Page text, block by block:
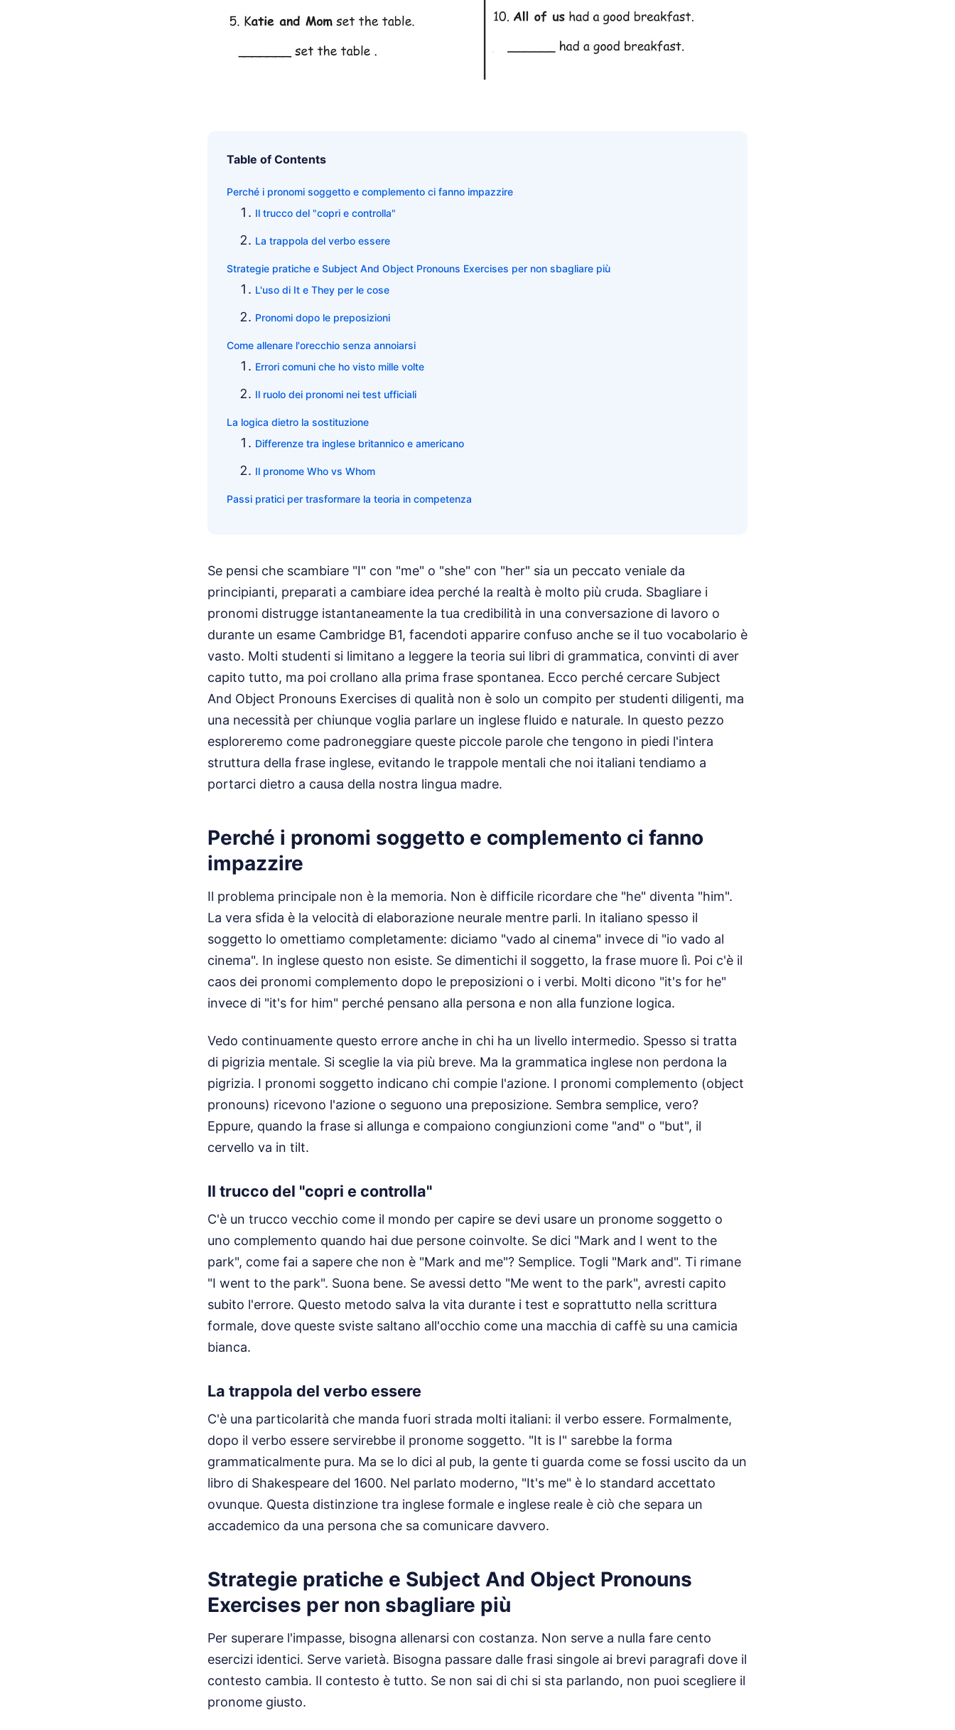
Table of Contents
Perché i pronomi soggetto e complemento ci fanno impazzire
Il trucco del "copri e controlla"
La trappola del verbo essere
Strategie pratiche e Subject And Object Pronouns Exercises per non sbagliare più
L'uso di It e They per le cose
Pronomi dopo le preposizioni
Come allenare l'orecchio senza annoiarsi
Errori comuni che ho visto mille volte
Il ruolo dei pronomi nei test ufficiali
La logica dietro la sostituzione
Differenze tra inglese britannico e americano
Il pronome Who vs Whom
Passi pratici per trasformare la teoria in competenza
Se pensi che scambiare "I" con "me" o "she" con "her" sia un peccato veniale da
principianti, preparati a cambiare idea perché la realtà è molto più cruda. Sbagliare i
pronomi distrugge istantaneamente la tua credibilità in una conversazione di lavoro o
durante un esame Cambridge B1, facendoti apparire confuso anche se il tuo vocabolario è
vasto. Molti studenti si limitano a leggere la teoria sui libri di grammatica, convinti di aver
capito tutto, ma poi crollano alla prima frase spontanea. Ecco perché cercare Subject
And Object Pronouns Exercises di qualità non è solo un compito per studenti diligenti, ma
una necessità per chiunque voglia parlare un inglese fluido e naturale. In questo pezzo
esploreremo come padroneggiare queste piccole parole che tengono in piedi l'intera
struttura della frase inglese, evitando le trappole mentali che noi italiani tendiamo a
portarci dietro a causa della nostra lingua madre.
Perché i pronomi soggetto e complemento ci fanno
impazzire
Il problema principale non è la memoria. Non è difficile ricordare che "he" diventa "him".
La vera sfida è la velocità di elaborazione neurale mentre parli. In italiano spesso il
soggetto lo omettiamo completamente: diciamo "vado al cinema" invece di "io vado al
cinema". In inglese questo non esiste. Se dimentichi il soggetto, la frase muore lì. Poi c'è il
caos dei pronomi complemento dopo le preposizioni o i verbi. Molti dicono "it's for he"
invece di "it's for him" perché pensano alla persona e non alla funzione logica.
Vedo continuamente questo errore anche in chi ha un livello intermedio. Spesso si tratta
di pigrizia mentale. Si sceglie la via più breve. Ma la grammatica inglese non perdona la
pigrizia. I pronomi soggetto indicano chi compie l'azione. I pronomi complemento (object
pronouns) ricevono l'azione o seguono una preposizione. Sembra semplice, vero?
Eppure, quando la frase si allunga e compaiono congiunzioni come "and" o "but", il
cervello va in tilt.
Il trucco del "copri e controlla"
C'è un trucco vecchio come il mondo per capire se devi usare un pronome soggetto o
uno complemento quando hai due persone coinvolte. Se dici "Mark and I went to the
park", come fai a sapere che non è "Mark and me"? Semplice. Togli "Mark and". Ti rimane
"I went to the park". Suona bene. Se avessi detto "Me went to the park", avresti capito
subito l'errore. Questo metodo salva la vita durante i test e soprattutto nella scrittura
formale, dove queste sviste saltano all'occhio come una macchia di caffè su una camicia
bianca.
La trappola del verbo essere
C'è una particolarità che manda fuori strada molti italiani: il verbo essere. Formalmente,
dopo il verbo essere servirebbe il pronome soggetto. "It is I" sarebbe la forma
grammaticalmente pura. Ma se lo dici al pub, la gente ti guarda come se fossi uscito da un
libro di Shakespeare del 1600. Nel parlato moderno, "It's me" è lo standard accettato
ovunque. Questa distinzione tra inglese formale e inglese reale è ciò che separa un
accademico da una persona che sa comunicare davvero.
Strategie pratiche e Subject And Object Pronouns
Exercises per non sbagliare più
Per superare l'impasse, bisogna allenarsi con costanza. Non serve a nulla fare cento
esercizi identici. Serve varietà. Bisogna passare dalle frasi singole ai brevi paragrafi dove il
contesto cambia. Il contesto è tutto. Se non sai di chi si sta parlando, non puoi scegliere il
pronome giusto.